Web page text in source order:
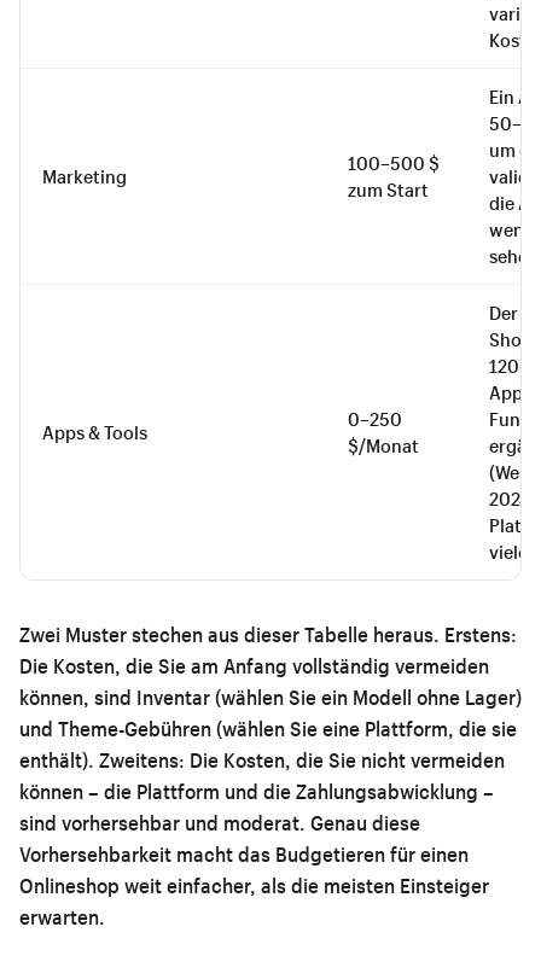
Marketing
100–500 $
zum Start
Ein
um
die
wenn
Apps & Tools
0–250
$/Monat
Der
Apps
viele
Zwei Muster stechen aus dieser Tabelle heraus. Erstens:
Die Kosten, die Sie am Anfang vollständig vermeiden
können, sind Inventar (wählen Sie ein Modell ohne Lager)
und Theme-Gebühren (wählen Sie eine Plattform, die sie
enthält). Zweitens: Die Kosten, die Sie nicht vermeiden
können – die Plattform und die Zahlungsabwicklung –
sind vorhersehbar und moderat. Genau diese
Vorhersehbarkeit macht das Budgetieren für einen
Onlineshop weit einfacher, als die meisten Einsteiger
erwarten.